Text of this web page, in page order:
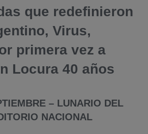
que redefinieron
Virus,
primera vez a
Locura 40 años
– LUNARIO DEL
NACIONAL